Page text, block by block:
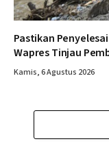
Pastikan
Wapres Tinjau
Kamis, 6 Agustus 2026